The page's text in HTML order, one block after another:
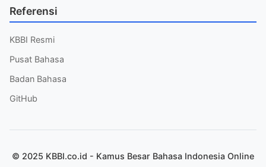
Referensi
KBBI Resmi
Pusat Bahasa
Badan Bahasa
GitHub
© 2025 KBBI.co.id - Kamus Besar Bahasa Indonesia Online